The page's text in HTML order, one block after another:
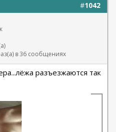
#1042
в 36 сообщениях
разъезжаются так